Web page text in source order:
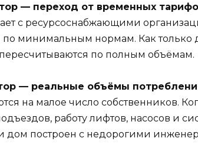
— переход от временных
с ресурсоснабжающими
по минимальным нормам. Как только
по полным объёмам.
— реальные объёмы
на малое число собственников.
работу лифтов, насосов и
дом построен с недорогими